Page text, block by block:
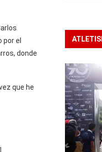
el
donde
que he